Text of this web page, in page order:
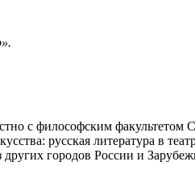
с философским
русская литература в
городов России и